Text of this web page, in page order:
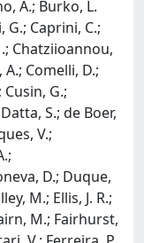
A.; Burko, L.
G.; Caprini, C.;
Chatziioannou,
Comelli, D.;
G.;
S.; de Boer,
V.;
D.; Duque,
M.; Ellis, J. R.;
M.; Fairhurst,